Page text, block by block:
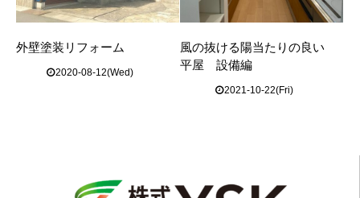
外壁塗装リフォーム
2020-08-12(Wed)
風の抜ける陽当たりの良い
平屋 設備編
2021-10-22(Fri)